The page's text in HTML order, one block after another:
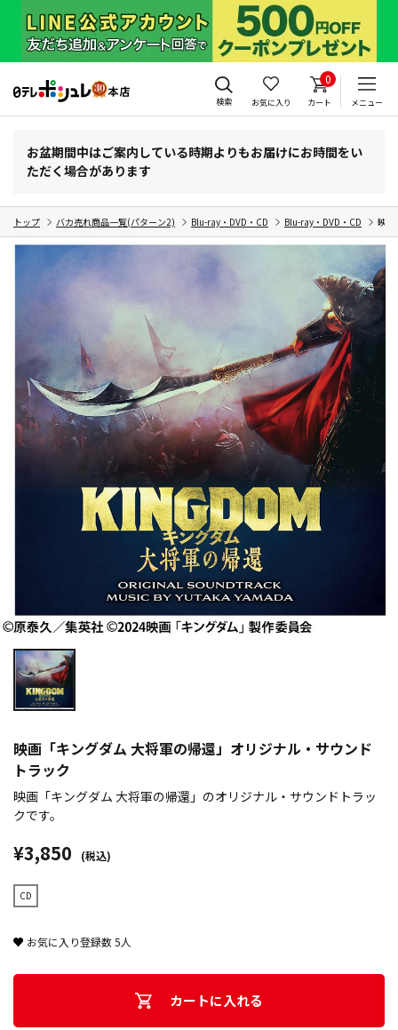
検索 お気に入り
0
カート メニュー
お盆期間中はご案内している時期よりもお届けにお時間をい
ただく場合があります
トップ バカ売れ商品一覧(パターン2) Blu-ray・DVD・CD Blu-ray・DVD・CD 映画
映画「キングダム 大将軍の帰還」オリジナル・サウンド
トラック
映画「キングダム 大将軍の帰還」のオリジナル・サウンドトラッ
クです。
¥3,850 (税込)
CD
お気に入り登録数5人
カートに入れる